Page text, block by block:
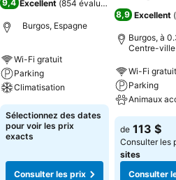
9,4 Excellent (854 évaluations
Burgos, Espagne
Wi-Fi gratuit
Parking
Climatisation
Sélectionnez des dates
pour voir les prix
exacts
Consulter les prix
8,9 Excellent (
Burgos, à
Centre-ville
Wi-Fi gratuit
Parking
Animaux
de 113 $
Consulter les
sites
Consulter